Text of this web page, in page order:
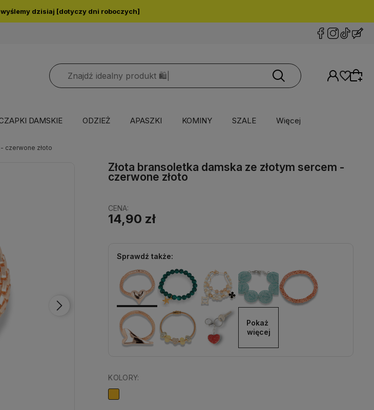
wyślemy dzisiaj [dotyczy dni roboczych]
DAMSKIE ODZIEŻ APASZKI KOMINY SZALE Więcej
czerwone złoto
Złota bransoletka damska ze złotym sercem -
czerwone złoto
CENA:
14,90 zł
Sprawdź także:
Pokaż
więcej
KOLORY: